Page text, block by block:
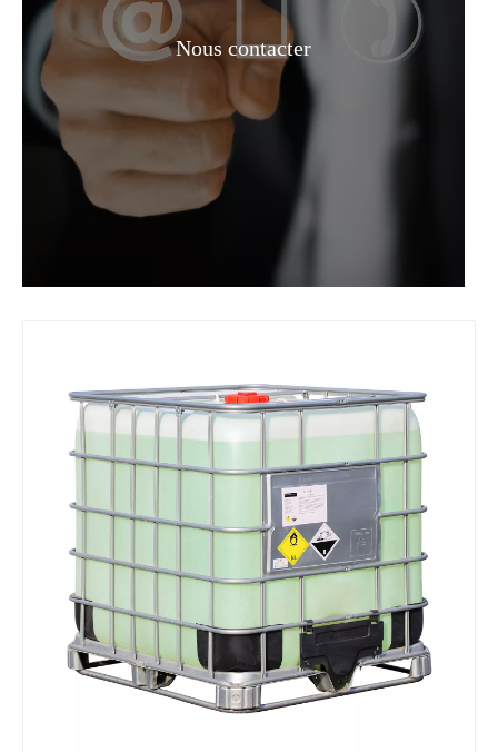
Carbonate de diméthyle/DMC CAS 616-38-6 pour revêtements, adhésifs et agents de nettoyage
Meilleure qualité 99,9 % xylène (certificat ISO) N° CAS : 1330-20-7 Cyclohexane liquide de solvant industriel de grande pureté 99,9% CAS 110-82-7 pour le caoutchouc
Nous contacter